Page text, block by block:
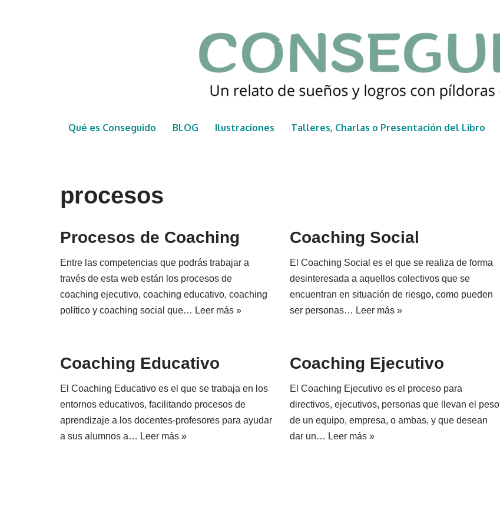
Qué es Conseguido BLOG Ilustraciones Talleres, Charlas o Presentación del Libro
procesos
Procesos de Coaching
Entre las competencias que podrás trabajar a
través de esta web están los procesos de
coaching ejecutivo, coaching educativo, coaching
político y coaching social que… Leer más »
Coaching Social
El Coaching Social es el que se realiza de forma
desinteresada a aquellos colectivos que se
encuentran en situación de riesgo, como pueden
ser personas… Leer más »
Coaching Educativo
El Coaching Educativo es el que se trabaja en los
entornos educativos, facilitando procesos de
aprendizaje a los docentes-profesores para ayudar
a sus alumnos a… Leer más »
Coaching Ejecutivo
El Coaching Ejecutivo es el proceso para
directivos, ejecutivos, personas que llevan el peso
de un equipo, empresa, o ambas, y que desean
dar un… Leer más »